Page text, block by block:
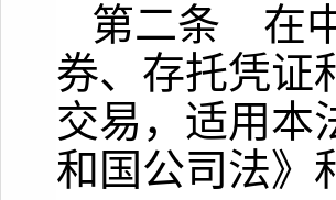
第二条 在
券、存托凭证
交易，适用本
和国公司法》